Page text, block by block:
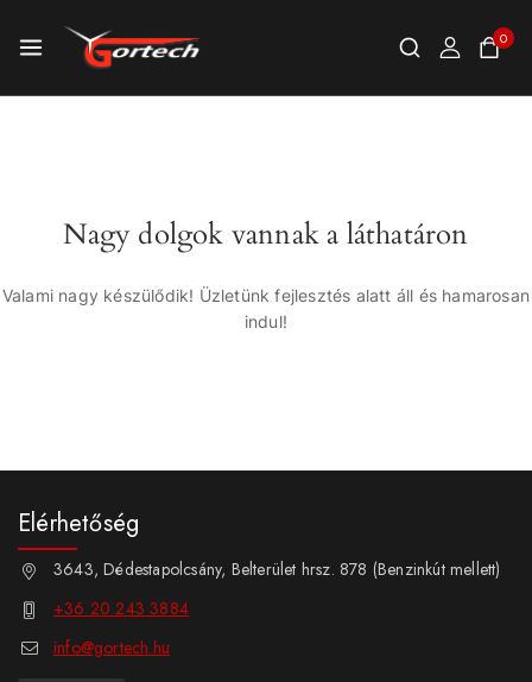
0
Nagy dolgok vannak a láthatáron
Valami nagy készülődik! Üzletünk fejlesztés alatt áll és hamarosan
indul!
Elérhetőség
3643, Dédestapolcsány, Belterület hrsz. 878 (Benzinkút mellett)
+36 20 243 3884
info@gortech.hu